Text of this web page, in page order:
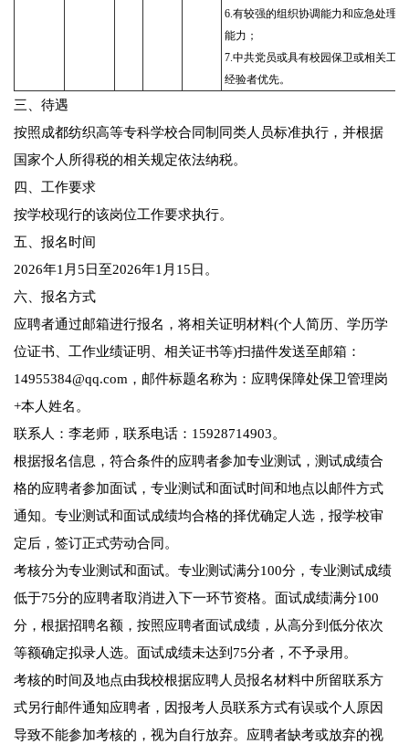
6.有较强的组织协调能力和应急处理
能力；
7.中共党员或具有校园保卫或相关工作
经验者优先。
三、待遇
按照成都纺织高等专科学校合同制同类人员标准执行，并根据
国家个人所得税的相关规定依法纳税。
四、工作要求
按学校现行的该岗位工作要求执行。
五、报名时间
2026年1月5日至2026年1月15日。
六、报名方式
应聘者通过邮箱进行报名，将相关证明材料(个人简历、学历学
位证书、工作业绩证明、相关证书等)扫描件发送至邮箱：
14955384@qq.com，邮件标题名称为：应聘保障处保卫管理岗
+本人姓名。
联系人：李老师，联系电话：15928714903。
根据报名信息，符合条件的应聘者参加专业测试，测试成绩合
格的应聘者参加面试，专业测试和面试时间和地点以邮件方式
通知。专业测试和面试成绩均合格的择优确定人选，报学校审
定后，签订正式劳动合同。
考核分为专业测试和面试。专业测试满分100分，专业测试成绩
低于75分的应聘者取消进入下一环节资格。面试成绩满分100
分，根据招聘名额，按照应聘者面试成绩，从高分到低分依次
等额确定拟录人选。面试成绩未达到75分者，不予录用。
考核的时间及地点由我校根据应聘人员报名材料中所留联系方
式另行邮件通知应聘者，因报考人员联系方式有误或个人原因
导致不能参加考核的，视为自行放弃。应聘者缺考或放弃的视